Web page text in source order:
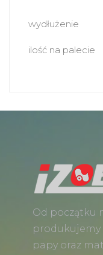
wydłużenie
ilość na palecie
Od początku
produkujemy
papy oraz